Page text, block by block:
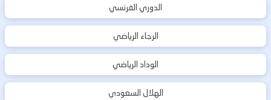
الدوري الفرنسي
الرجاء الرياضي
الوداد الرياضي
الهلال السعودي